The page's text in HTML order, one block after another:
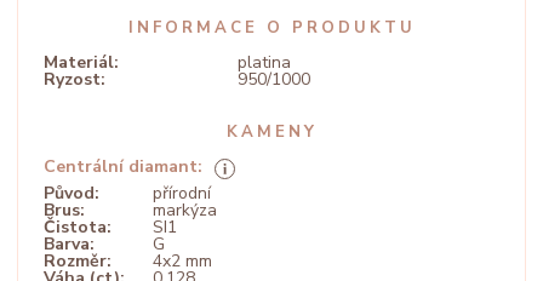
INFORMACE O PRODUKTU
Materiál: platina
Ryzost: 950/1000
KAMENY
Centrální diamant:
Původ:
přírodní
Brus: markýza
Čistota: SI1
Barva: G
Rozměr: 4x2 mm